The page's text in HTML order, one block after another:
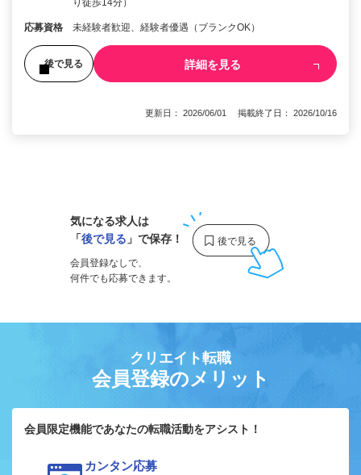
り徒歩14分）
応募資格 未経験者歓迎、経験者優遇（ブランクOK）
後で見る 詳細を見る
更新日： 2026/06/01 掲載終了日： 2026/10/16
気になる求人は
「後で見る 」で保存！
会員登録なしで、
何件でも応募できます。
クリエイト転職
会員登録のメリット
会員限定機能であなたの転職活動をアシスト！
カンタン応募